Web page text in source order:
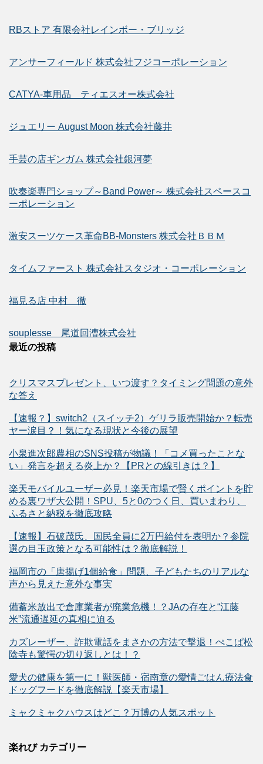
RBストア 有限会社レインボー・ブリッジ
アンサーフィールド 株式会社フジコーポレーション
CATYA-車用品 ティエスオー株式会社
ジュエリー August Moon 株式会社藤井
手芸の店ギンガム 株式会社銀河夢
吹奏楽専門ショップ～Band Power～ 株式会社スペースコ
ーポレーション
激安スーツケース革命BB-Monsters 株式会社ＢＢＭ
タイムファースト 株式会社スタジオ・コーポレーション
福見る店 中村 徹
souplesse 尾道回漕株式会社
最近の投稿
クリスマスプレゼント、いつ渡す？タイミング問題の意外
な答え
【速報？】switch2（スイッチ2）ゲリラ販売開始か？転売
ヤー涙目？！気になる現状と今後の展望
小泉進次郎農相のSNS投稿が物議！「コメ買ったことな
い」発言を超える炎上か？【PRとの線引きは？】
楽天モバイルユーザー必見！楽天市場で賢くポイントを貯
める裏ワザ大公開！SPU、5と0のつく日、買いまわり、
ふるさと納税を徹底攻略
【速報】石破茂氏、国民全員に2万円給付を表明か？参院
選の目玉政策となる可能性は？徹底解説！
福岡市の「唐揚げ1個給食」問題、子どもたちのリアルな
声から見えた意外な事実
備蓄米放出で倉庫業者が廃業危機！？JAの存在と“江藤
米”流通遅延の真相に迫る
カズレーザー、詐欺電話をまさかの方法で撃退！ぺこぱ松
陰寺も驚愕の切り返しとは！？
愛犬の健康を第一に！獣医師・宿南章の愛情ごはん療法食
ドッグフードを徹底解説【楽天市場】
ミャクミャクハウスはどこ？万博の人気スポット
楽れび カテゴリー